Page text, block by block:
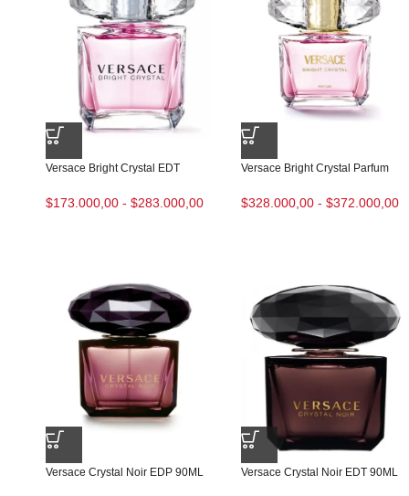
Versace Bright Crystal EDT
$173.000,00 - $283.000,00
Versace Bright Crystal Parfum
$328.000,00 - $372.000,00
Versace Crystal Noir EDP 90ML Versace Crystal Noir EDT 90ML